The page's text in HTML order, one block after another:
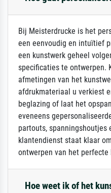
Bij Meisterdrucke is het
een eenvoudig en intuïtief
een kunstwerk geheel
specificaties te ontwerpen.
afmetingen van het
afdrukmateriaal u verkiest
beglazing of laat het
eveneens
partouts, spanningshoutjes
klantendienst staat klaar
ontwerpen van het perfecte
Hoe weet ik of het